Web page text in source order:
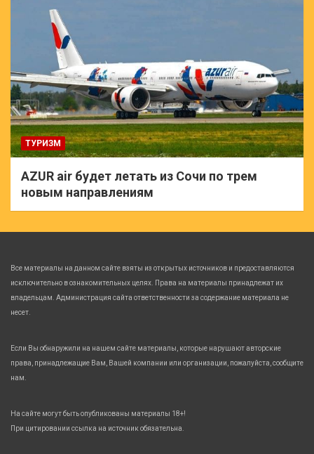
ТУРИЗМ
AZUR air будет летать из Сочи по трем
новым направлениям
Все материалы на данном сайте взяты из открытых источников и предоставляются
исключительно в ознакомительных целях. Права на материалы принадлежат их
владельцам. Администрация сайта ответственности за содержание материала не
несет.
Если Вы обнаружили на нашем сайте материалы, которые нарушают авторские
права, принадлежащие Вам, Вашей компании или организации, пожалуйста, сообщите
нам.
На сайте могут быть опубликованы материалы 18+!
При цитировании ссылка на источник обязательна.